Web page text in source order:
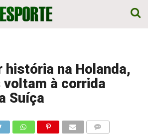
história na Holanda,
voltam à corrida
Suíça